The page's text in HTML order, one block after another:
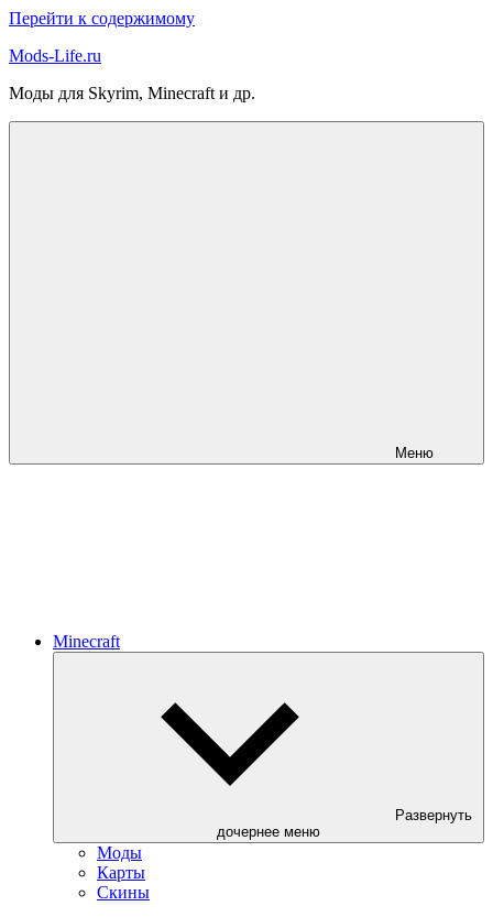
Перейти к содержимому
Mods-Life.ru
Моды для Skyrim, Minecraft и др.
Меню
Minecraft
Развернуть
дочернее меню
Моды
Карты
Скины